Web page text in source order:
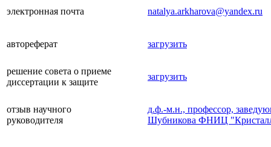
электронная почта natalya.arkharova@yandex.ru
автореферат загрузить
решение совета о приеме
диссертации к защите
загрузить
отзыв научного
руководителя
д.ф.-м.н., профессор,
Шубникова ФНИЦ